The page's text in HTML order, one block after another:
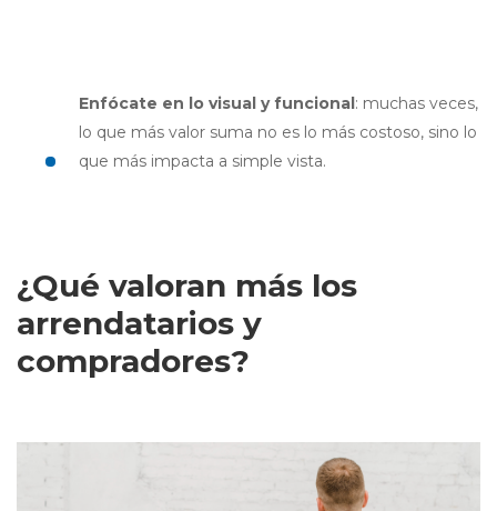
Enfócate en lo visual y funcional: muchas veces,
lo que más valor suma no es lo más costoso, sino lo
que más impacta a simple vista.
¿Qué valoran más los
arrendatarios y
compradores?